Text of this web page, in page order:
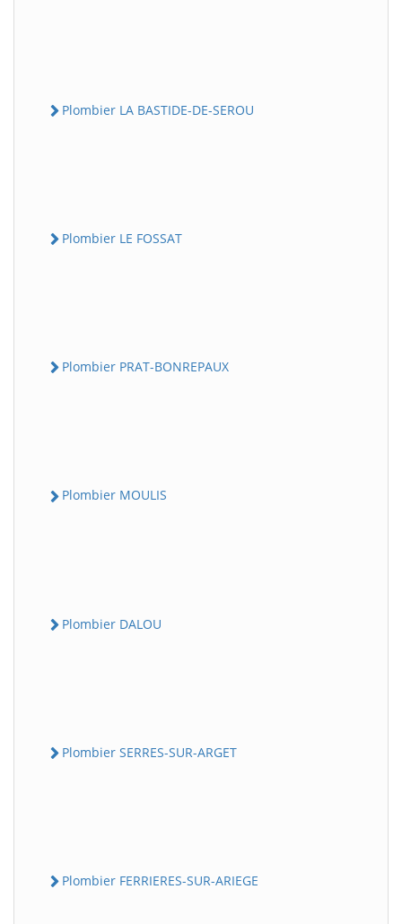
Plombier LA BASTIDE-DE-SEROU
Plombier LE FOSSAT
Plombier PRAT-BONREPAUX
Plombier MOULIS
Plombier DALOU
Plombier SERRES-SUR-ARGET
Plombier FERRIERES-SUR-ARIEGE